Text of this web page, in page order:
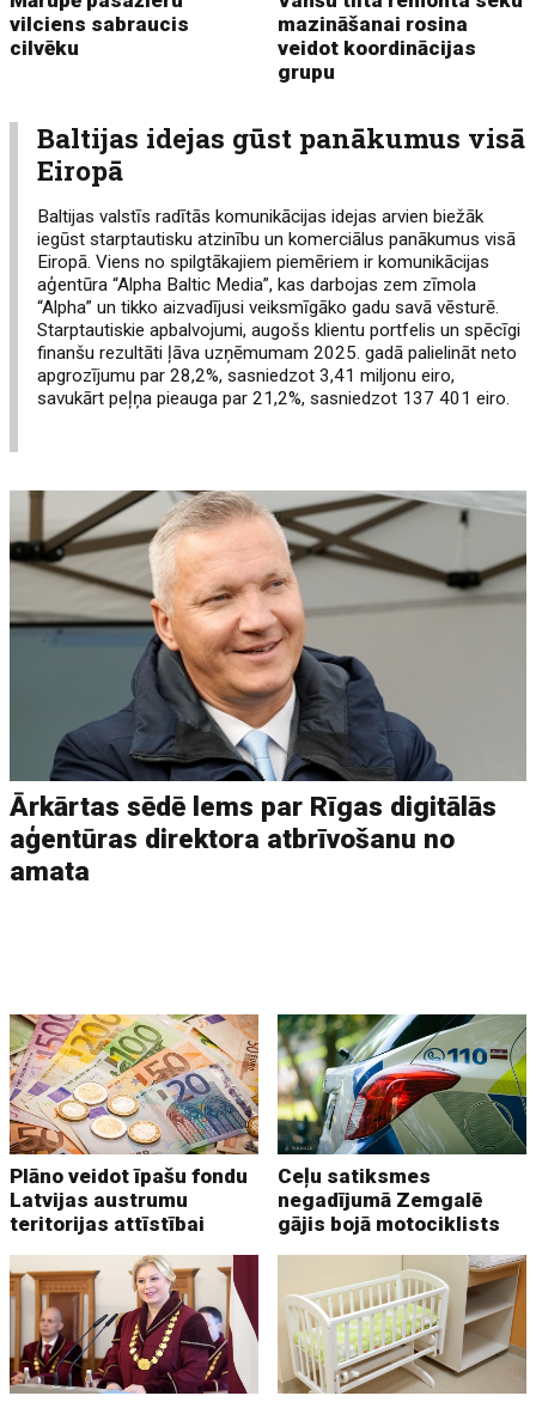
vilciens sabraucis
cilvēku
mazināšanai rosina
veidot koordinācijas
grupu
Baltijas idejas gūst panākumus visā
Eiropā
Baltijas valstīs radītās komunikācijas idejas arvien biežāk
iegūst starptautisku atzinību un komerciālus panākumus visā
Eiropā. Viens no spilgtākajiem piemēriem ir komunikācijas
aģentūra “Alpha Baltic Media”, kas darbojas zem zīmola
“Alpha” un tikko aizvadījusi veiksmīgāko gadu savā vēsturē.
Starptautiskie apbalvojumi, augošs klientu portfelis un spēcīgi
finanšu rezultāti ļāva uzņēmumam 2025. gadā palielināt neto
apgrozījumu par 28,2%, sasniedzot 3,41 miljonu eiro,
savukārt peļņa pieauga par 21,2%, sasniedzot 137 401 eiro.
Ārkārtas sēdē lems par Rīgas digitālās
aģentūras direktora atbrīvošanu no
amata
Plāno veidot īpašu fondu
Latvijas austrumu
teritorijas attīstībai
Ceļu satiksmes
negadījumā Zemgalē
gājis bojā motociklists